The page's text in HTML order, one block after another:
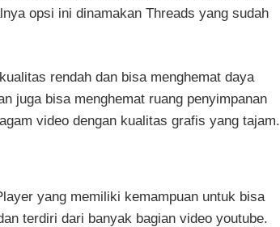
opsi ini dinamakan Threads yang sudah
rendah dan bisa menghemat daya
juga bisa menghemat ruang penyimpanan
video dengan kualitas grafis yang tajam.
yang memiliki kemampuan untuk bisa
terdiri dari banyak bagian video youtube.